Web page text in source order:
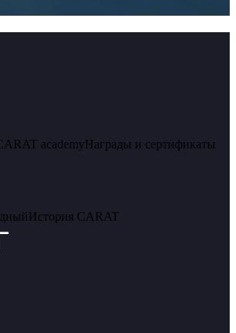
academyНаграды и сертификаты
История CARAT